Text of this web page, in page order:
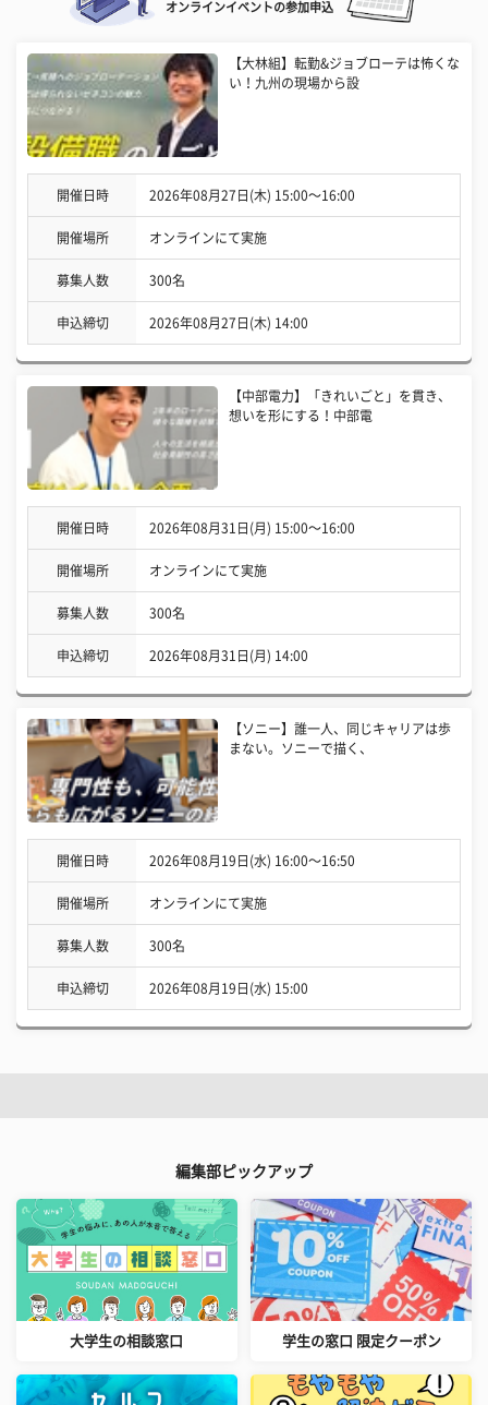
オンラインイベントの参加申込
【大林組】転勤&ジョブローテは怖くな
い！九州の現場から設
開催日時 2026年08月27日(木) 15:00〜16:00
開催場所 オンラインにて実施
募集人数 300名
申込締切 2026年08月27日(木) 14:00
【中部電力】「きれいごと」を貫き、
想いを形にする！中部電
開催日時 2026年08月31日(月) 15:00〜16:00
開催場所 オンラインにて実施
募集人数 300名
申込締切 2026年08月31日(月) 14:00
【ソニー】誰一人、同じキャリアは歩
まない。ソニーで描く、
開催日時 2026年08月19日(水) 16:00〜16:50
開催場所 オンラインにて実施
募集人数 300名
申込締切 2026年08月19日(水) 15:00
編集部ピックアップ
大学生の相談窓口 学生の窓口 限定クーポン